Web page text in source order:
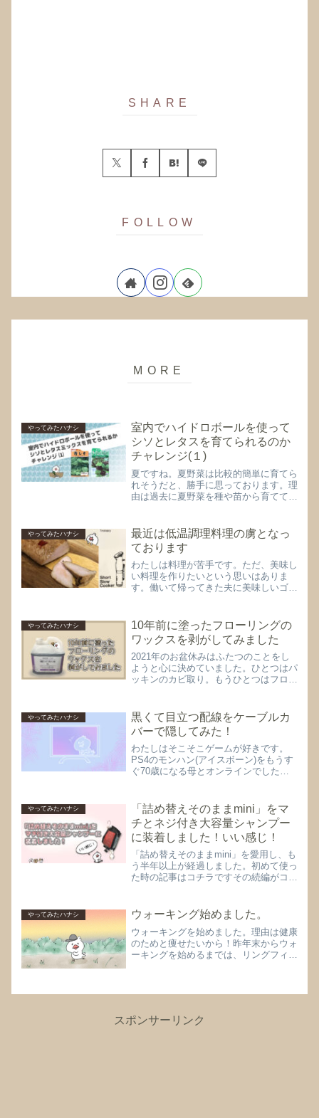
やってみたハナシ
室内でハイドロボールを使って
シソとレタスを育てられるのか
チャレンジ(１)
夏ですね。夏野菜は比較的簡単に育てら
れそうだと、勝手に思っております。理
由は過去に夏野菜を種や苗から育てて収
た。あんまり面倒見てないけど収穫でき
た気がします。しかし、面倒...
やってみたハナシ
最近は低温調理料理の虜となっ
ております
わたしは料理が苦手です。ただ、美味し
い料理を作りたいという思いはありま
す。働いて帰ってきた夫に美味しいゴハ
まれず( ´ｰ`)今パッと思いつく自分で作
って美味しいと思える...
やってみたハナシ
10年前に塗ったフローリングの
ワックスを剥がしてみました
2021年のお盆休みはふたつのことをし
ようと心に決めていました。ひとつはパ
ッキンのカビ取り。もうひとつはフロー
とに‥今日は朝からキッチンのワックス
剥がしを行いました。な...
やってみたハナシ
黒くて目立つ配線をケーブルカ
バーで隠してみた！
わたしはそこそこゲームが好きです。
PS4のモンハン(アイスボーン)をもうす
ぐ70歳になる母とオンラインでした
だと言われそうですが、モンハンは母に
とってはボケ防止になる気...
やってみたハナシ
「詰め替えそのままmini」をマ
チとネジ付き大容量シャンプー
に装着しました！いい感じ！
「詰め替えそのままmini」を愛用し、も
う半年以上が経過しました。初めて使っ
た時の記事はコチラですその続編がコチ
ままmini」で使うことに謎の抵抗があ
り、更に詰め...
やってみたハナシ ウォーキング始めました。
ウォーキングを始めました。理由は健康
のためと痩せたいから！昨年末からウォ
ーキングを始めるまでは、リングフィッ
スポンサーリンク